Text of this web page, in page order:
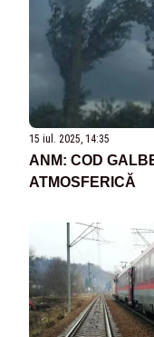
15 iul. 2025, 14:35
ANM: COD
ATMOSFERICĂ